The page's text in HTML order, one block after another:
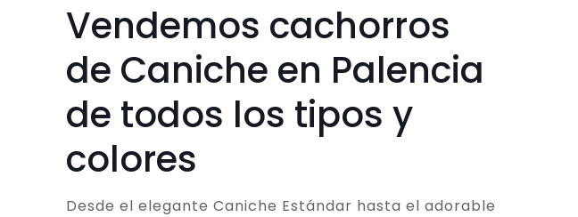
Vendemos cachorros
de Caniche en Palencia
de todos los tipos y
colores
Desde el elegante Caniche Estándar hasta el adorable